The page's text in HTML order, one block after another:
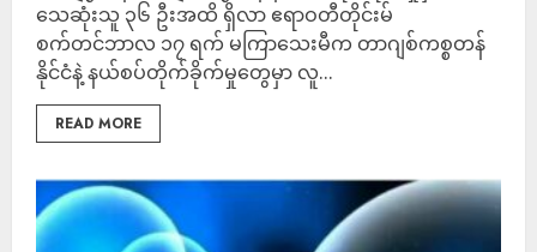
သေဆုံးသူ ၃၆ ဦးအထိ ရှိလာ ဧရာဝတီတိုင်းမ်
စက်တင်ဘာလ ၁၇ ရက် မကြာသေးမီက တာဂျစ်ကစ္စတန်
နိုင်ငံနဲ့ နယ်စပ်တိုက်ခိုက်မှုတွေမှာ လူ...
READ MORE